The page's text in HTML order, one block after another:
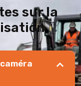
sur la